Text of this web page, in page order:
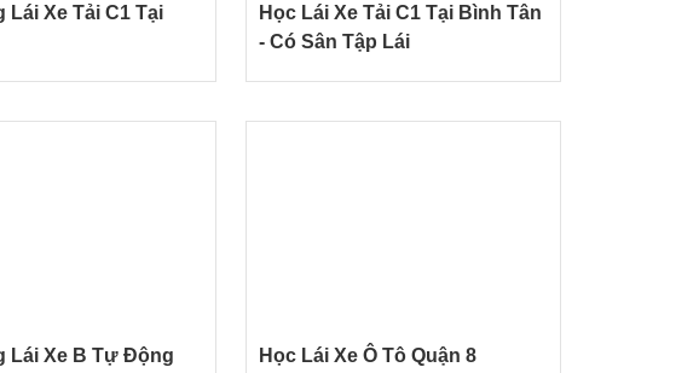
Lái Xe Tải C1 Tại
Học Lái Xe Tải C1 Tại Bình Tân
- Có Sân Tập Lái
Lái Xe B Tự Động
Học Lái Xe Ô Tô Quận 8